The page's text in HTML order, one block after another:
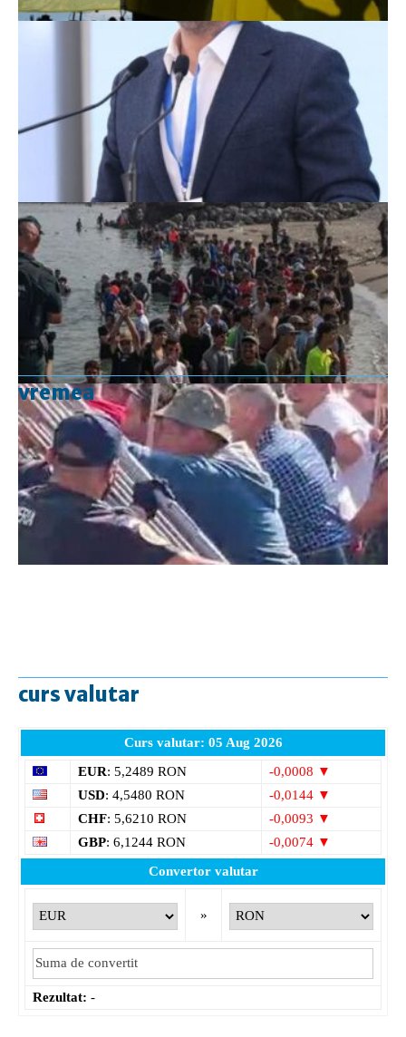
vremea
curs valutar
Curs valutar: 05 Aug 2026
EUR: 5,2489 RON
-0,0008 ▼
USD: 4,5480 RON
-0,0144 ▼
CHF: 5,6210 RON
-0,0093 ▼
GBP: 6,1244 RON
-0,0074 ▼
Convertor valutar
»
Rezultat: -